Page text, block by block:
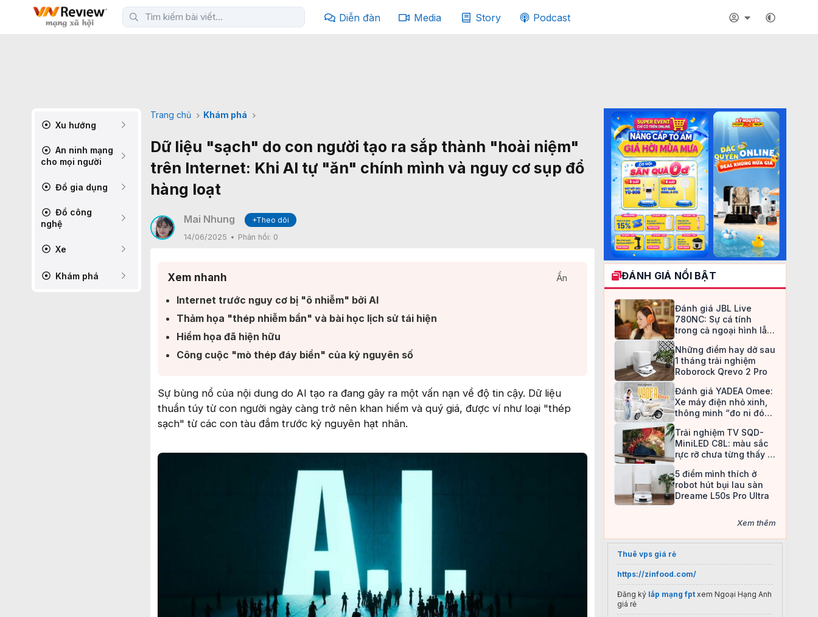
Diễn đàn Media Story Podcast
Xu hướng
An ninh mạng
cho mọi người
Đồ gia dụng
Đồ công
nghệ
Xe
Khám phá
Trang chủ Khám phá
Dữ liệu "sạch" do con người tạo ra sắp thành "hoài niệm"
trên Internet: Khi AI tự "ăn" chính mình và nguy cơ sụp đổ
hàng loạt
Mai Nhung
+Theo dõi
14/06/2025
Phản hồi: 0
Xem nhanh Ẩn
Internet trước nguy cơ bị "ô nhiễm" bởi AI​
Thảm họa "thép nhiễm bẩn" và bài học lịch sử tái hiện​
Hiểm họa đã hiện hữu​
Công cuộc "mò thép đáy biển" của kỷ nguyên số​
Sự bùng nổ của nội dung do AI tạo ra đang gây ra một vấn nạn về độ tin cậy. Dữ liệu
thuần túy từ con người ngày càng trở nên khan hiếm và quý giá, được ví như loại "thép
sạch" từ các con tàu đắm trước kỷ nguyên hạt nhân.
ĐÁNH GIÁ NỔI BẬT
Đánh giá JBL Live
780NC: Sự cá tính
trong cả ngoại hình lẫn
Những điểm hay dở sau
1 tháng trải nghiệm
Roborock Qrevo 2 Pro
Đánh giá YADEA Omee:
Xe máy điện nhỏ xinh,
thông minh “đo ni đóng
Trải nghiệm TV SQD-
MiniLED C8L: màu sắc
rực rỡ chưa từng thấy ở
5 điểm mình thích ở
robot hút bụi lau sàn
Dreame L50s Pro Ultra
Xem thêm
Thuê vps giá rẻ
https://zinfood.com/
Đăng ký lắp mạng fpt xem Ngoại Hạng Anh
giá rẻ